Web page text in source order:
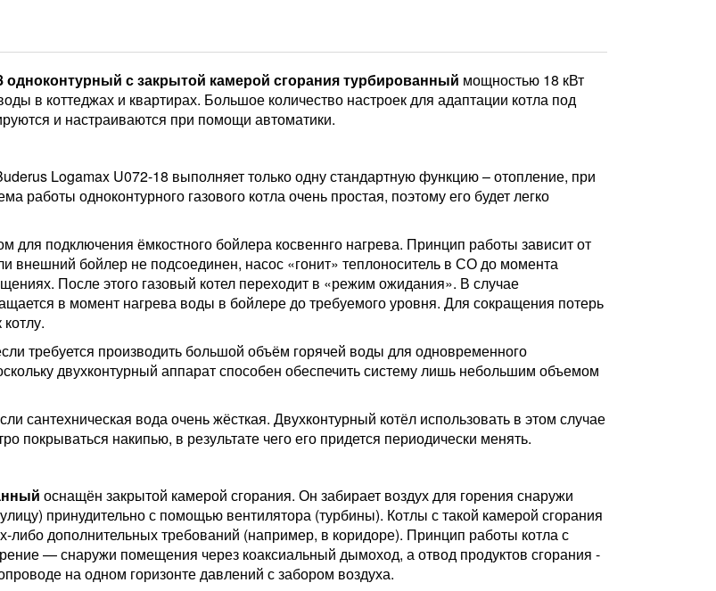
с закрытой камерой сгорания турбированный мощностью 18 кВт
в коттеджах и квартирах. Большое количество настроек для адаптации котла под
и настраиваются при помощи автоматики.
Logamax U072-18 выполняет только одну стандартную функцию – отопление, при
работы одноконтурного газового котла очень простая, поэтому его будет легко
подключения ёмкостного бойлера косвеннго нагрева. Принцип работы зависит от
внешний бойлер не подсоединен, насос «гонит» теплоноситель в СО до момента
После этого газовый котел переходит в «режим ожидания». В случае
в момент нагрева воды в бойлере до требуемого уровня. Для сокращения потерь
требуется производить большой объём горячей воды для одновременного
двухконтурный аппарат способен обеспечить систему лишь небольшим объемом
сантехническая вода очень жёсткая. Двухконтурный котёл использовать в этом случае
покрываться накипью, в результате чего его придется периодически менять.
оснащён закрытой камерой сгорания. Он забирает воздух для горения снаружи
принудительно с помощью вентилятора (турбины). Котлы с такой камерой сгорания
либо дополнительных требований (например, в коридоре). Принцип работы котла с
— снаружи помещения через коаксиальный дымоход, а отвод продуктов сгорания -
на одном горизонте давлений с забором воздуха.